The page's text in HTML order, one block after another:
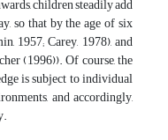
children steadily add
so that by the age of six
1957; Carey, 1978), and
(1996)). Of course, the
is subject to individual
and accordingly,